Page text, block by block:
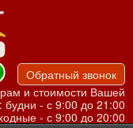
Обратный звонок
и стоимости Вашей
- с 9:00 до 21:00
- с 9:00 до 20:00